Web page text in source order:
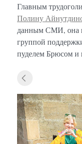
Главным
Полину
данным СМИ, она
группой
пуделем Брюсом и